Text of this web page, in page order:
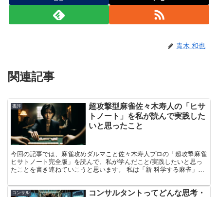
青木 和也
関連記事
書評
超攻撃型麻雀佐々木寿人の「ヒサ
トノート」を私が読んで実践した
いと思ったこと
今回の記事では、麻雀攻めダルマこと佐々木寿人プロの「超攻撃麻雀
ヒサトノート完全版」を読んで、私が学んだこと/実践したいと思っ
たことを書き連ねていこうと思います。 私は「新 科学する麻雀」を
な私が「寿人プロのこの考えは参考になるな、、、」と思ったところ
をピックアップして語らせていただきたいと思います！ この記事か
コンサル
コンサルタントってどんな思考・